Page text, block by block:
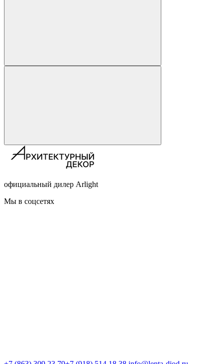
официальный дилер Arlight
Мы в соцсетях